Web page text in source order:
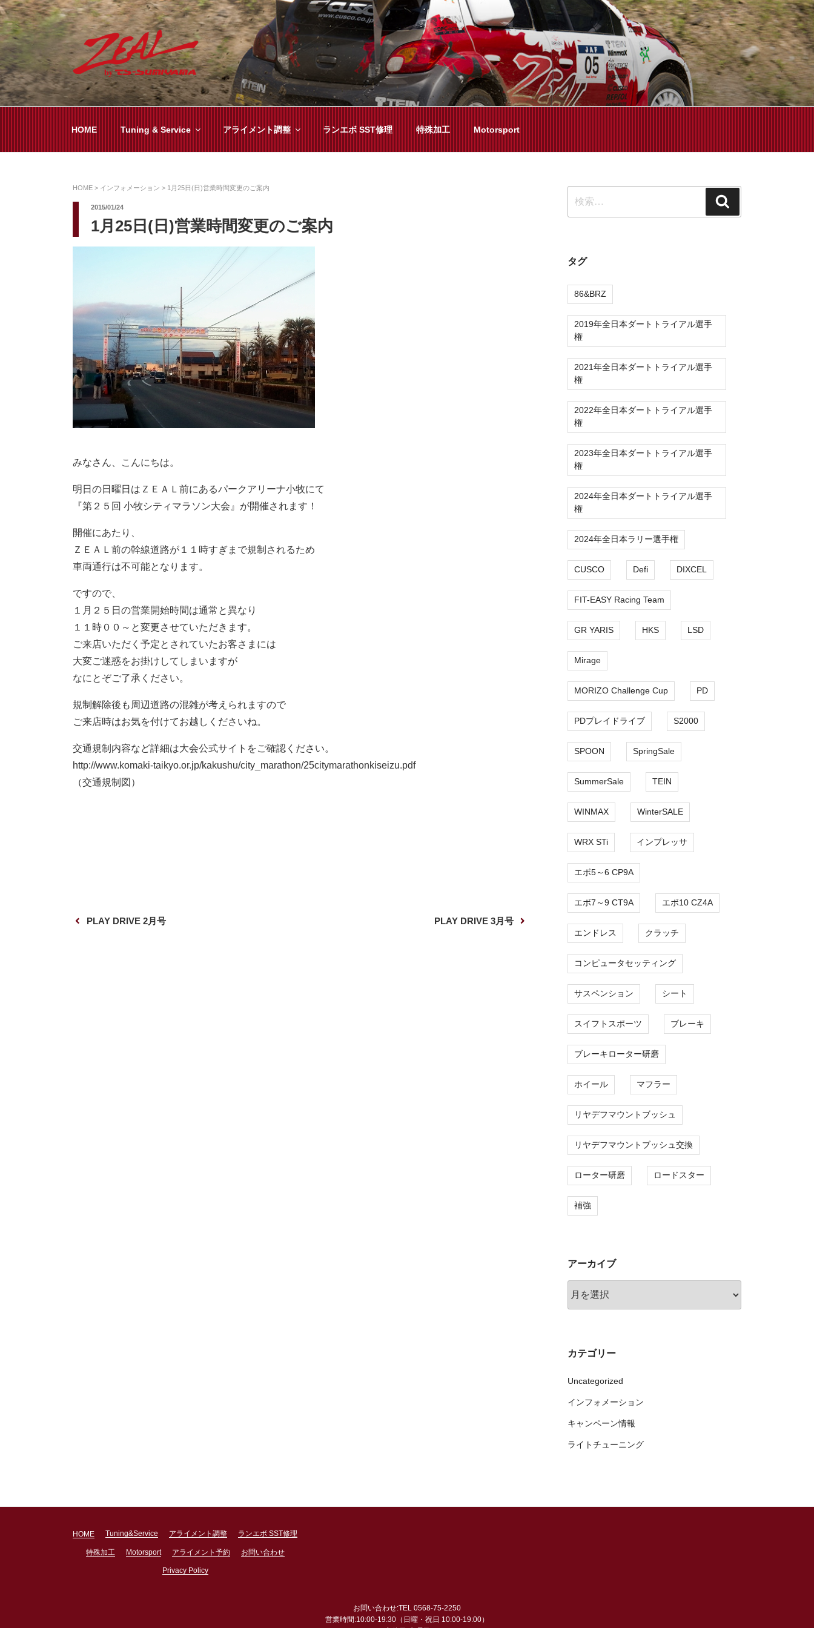
コ
ン
テ
ン
ツ
へ
ス
ZEAL BY TS-SUMIYAMA
オイル交換や車検といった日常メンテから各種チューニングまで、車に関することならジャンルフリーでお任せください!
HOME Tuning & Service アライメント調整 ランエボ SST修理 特殊加工 Motorsport
HOME > インフォメーション > 1月25日(日)営業時間変更のご案内
2015/01/24
1月25日(日)営業時間変更のご案内
みなさん、こんにちは。
明日の日曜日はＺＥＡＬ前にあるパークアリーナ小牧にて
『第２５回 小牧シティマラソン大会』が開催されます！
開催にあたり、
ＺＥＡＬ前の幹線道路が１１時すぎまで規制されるため
車両通行は不可能となります。
ですので、
１月２５日の営業開始時間は通常と異なり
１１時００～と変更させていただきます。
ご来店いただく予定とされていたお客さまには
大変ご迷惑をお掛けしてしまいますが
なにとぞご了承ください。
規制解除後も周辺道路の混雑が考えられますので
ご来店時はお気を付けてお越しくださいね。
交通規制内容など詳細は大会公式サイトをご確認ください。
http://www.komaki-taikyo.or.jp/kakushu/city_marathon/25citymarathonkiseizu.pdf
（交通規制図）
前
PLAY DRIVE 2月号 PLAY DRIVE 3月号
索:
索
タグ
86&BRZ
2019年全日本ダートトライアル選手
権
2021年全日本ダートトライアル選手
権
2022年全日本ダートトライアル選手
権
2023年全日本ダートトライアル選手
権
2024年全日本ダートトライアル選手
権
2024年全日本ラリー選手権
CUSCO Defi DIXCEL
FIT-EASY Racing Team
GR YARIS HKS LSD
Mirage
MORIZO Challenge Cup PD
PDプレイドライブ S2000
SPOON SpringSale
SummerSale TEIN
WINMAX WinterSALE
WRX STi インプレッサ
エボ5～6 CP9A
エボ7～9 CT9A エボ10 CZ4A
エンドレス クラッチ
コンピュータセッティング
サスペンション シート
スイフトスポーツ ブレーキ
ブレーキローター研磨
ホイール マフラー
リヤデフマウントブッシュ
リヤデフマウントブッシュ交換
ローター研磨 ロードスター
補強
アーカイブ
ー
カテゴリー
Uncategorized
インフォメーション
キャンペーン情報
ライトチューニング
HOME Tuning&Service アライメント調整 ランエボ SST修理
特殊加工 Motorsport アライメント予約 お問い合わせ
Privacy Policy
お問い合わせ:TEL 0568-75-2250
営業時間:10:00-19:30（日曜・祝日 10:00-19:00）